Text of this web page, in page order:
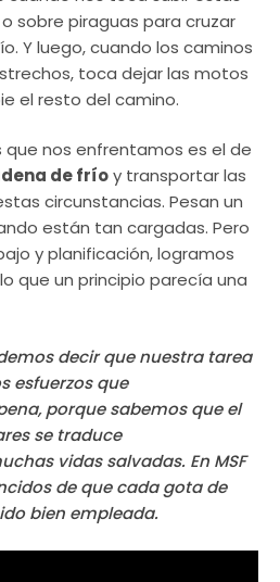
sobre piraguas para cruzar
Y luego, cuando los caminos
toca dejar las motos
el resto del camino.
que nos enfrentamos es el de
de fríoy transportar las
circunstancias. Pesan un
están tan cargadas. Pero
y planificación, logramos
que un principio parecía una
decir que nuestra tarea
esfuerzos que
porque sabemos que el
se traduce
vidas salvadas. En MSF
de que cada gota de
bien empleada.